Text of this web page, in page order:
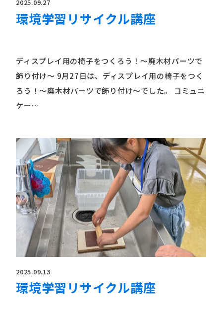
2025.09.27
環境学習リサイクル講座
ディスプレイ用の椅子をつくろう！〜廃木材パーツで
飾り付け〜 9月27日は、ディスプレイ用の椅子をつく
ろう！〜廃木材パーツで飾り付け〜でした。 コミュニ
ケー…
2025.09.13
環境学習リサイクル講座